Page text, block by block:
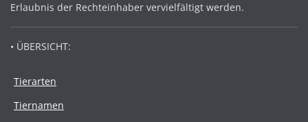
Erlaubnis der Rechteinhaber vervielfältigt werden.
• ÜBERSICHT:
Tierarten
Tiernamen